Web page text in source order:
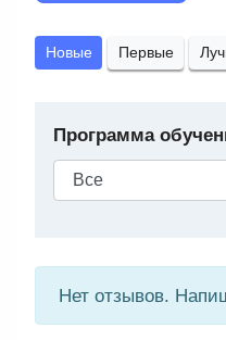
Новые Первые
Программа
Нет отзывов.